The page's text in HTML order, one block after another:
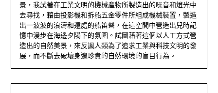
景， 我試著在工業文明的機械產物所製造出的噪音和燈光中
去尋找， 藉由投影機和拆船五金零件所組成機械裝置，製造
出一波波的浪濤和遠處的船笛聲，在這空間中營造出兒時記
憶中漫步在海邊夕陽下的氛圍。試圖藉著這個以人工方式營
造出的自然美景， 來反諷人類為了追求工業與科技文明的發
展， 而不斷去破壞身邊珍貴的自然環境的盲目行為。